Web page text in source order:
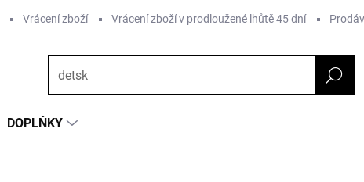
Vrácení zboží Vrácení zboží v prodloužené lhůtě 45 dní
DOPLŇKY